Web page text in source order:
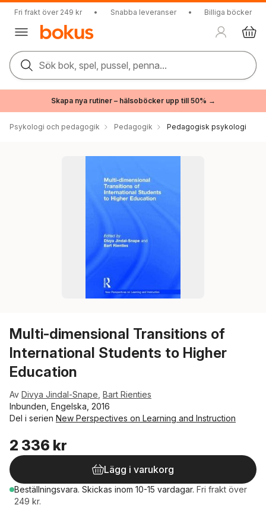
Fri frakt över 249 kr • Snabba leveranser • Billiga böcker
Sök bok, spel, pussel, penna...
Skapa nya rutiner – hälsoböcker upp till 50% →
Psykologi och pedagogik Pedagogik Pedagogisk psykologi
Multi-dimensional Transitions of
International Students to Higher
Education
Av Divya Jindal-Snape Bart Rienties
Inbunden, Engelska, 2016
Del i serien New Perspectives on Learning and Instruction
2 336 kr
Lägg i varukorg
Beställningsvara. Skickas inom 10-15 vardagar. Fri frakt över
249 kr.